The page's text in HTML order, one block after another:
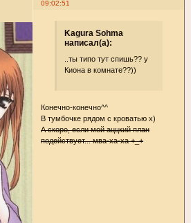
09:02:51
Kagura Sohma
написал(а):
..ты типо тут спишь?? у
Киона в комнате??))
Конечно-конечно^^
В тумбочке рядом с кроватью х)
А скоро, если мой аццкий план
подействует... мва-ха-ха +_+